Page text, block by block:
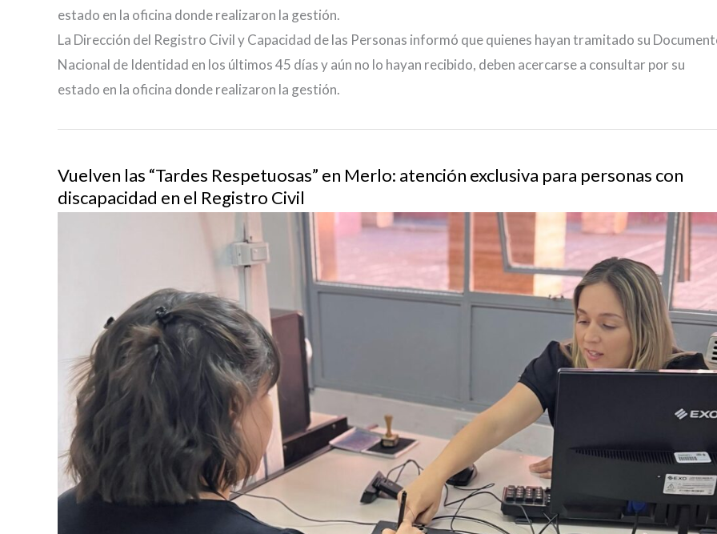
estado en la oficina donde realizaron la gestión.
La Dirección del Registro Civil y Capacidad de las Personas informó que quienes hayan tramitado su
Nacional de Identidad en los últimos 45 días y aún no lo hayan recibido, deben acercarse a consultar por su
estado en la oficina donde realizaron la gestión.
Vuelven las “Tardes Respetuosas” en Merlo: atención exclusiva para personas con
discapacidad en el Registro Civil